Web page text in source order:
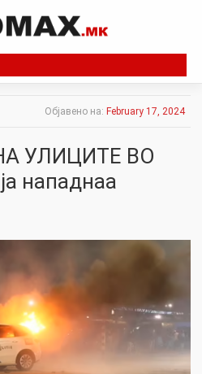
Објавено на: February 17, 2024
УЛИЦИТЕ ВО
нападнаа